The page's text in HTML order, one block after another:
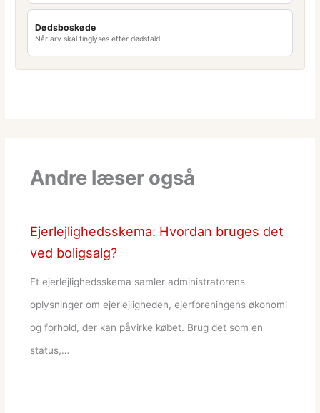
Dødsboskøde
Når arv skal tinglyses efter dødsfald
Andre læser også
Ejerlejlighedsskema: Hvordan bruges det
ved boligsalg?
Et ejerlejlighedsskema samler administratorens
oplysninger om ejerlejligheden, ejerforeningens økonomi
og forhold, der kan påvirke købet. Brug det som en
status,…